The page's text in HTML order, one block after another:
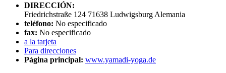
DIRECCIÓN:
Friedrichstraße 124 71638 Ludwigsburg Alemania
teléfono: No especificado
fax: No especificado
a la tarjeta
Para direcciones
Página principal: www.yamadi-yoga.de